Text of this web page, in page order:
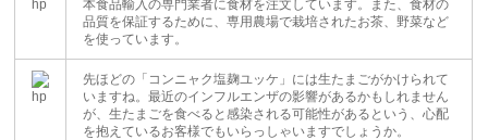
本食品輸入の専門業者に食材を注文しています。また、食材の
品質を保証するために、専用農場で栽培されたお茶、野菜など
を使っています。
先ほどの「コンニャク塩麹ユッケ」には生たまごがかけられて
いますね。最近のインフルエンザの影響があるかもしれません
が、生たまごを食べると感染される可能性があるという、心配
を抱えているお客様でもいらっしゃいますでしょうか。